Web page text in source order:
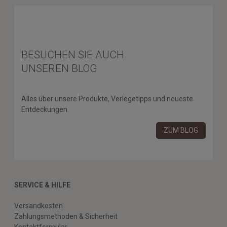
BESUCHEN SIE AUCH
UNSEREN BLOG
Alles über unsere Produkte, Verlegetipps und neueste
Entdeckungen.
ZUM BLOG
SERVICE & HILFE
Versandkosten
Zahlungsmethoden & Sicherheit